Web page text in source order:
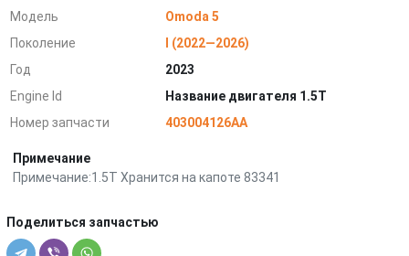
Модель
Omoda 5
Поколение
I (2022—2026)
Год
2023
Engine Id
Название двигателя 1.5T
Номер запчасти
403004126AA
Примечание
Примечание:1.5T Хранится на капоте 83341
Поделиться запчастью